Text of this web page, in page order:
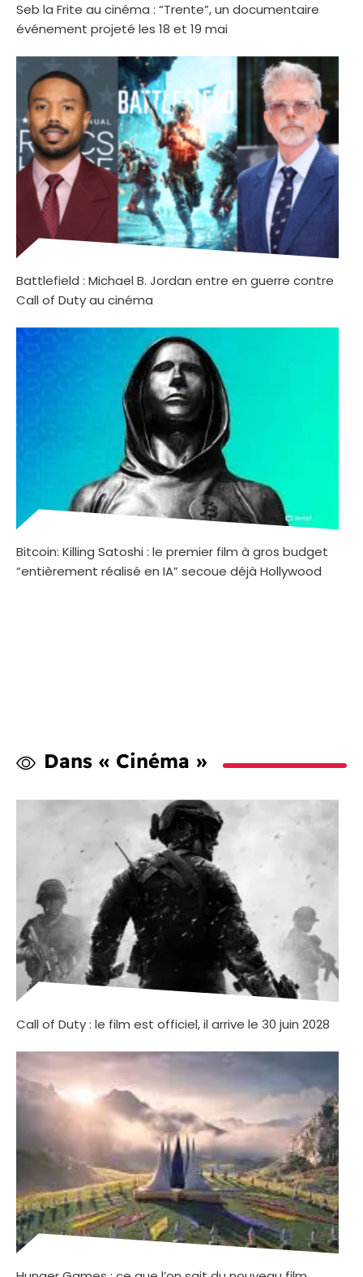
Seb la Frite au cinéma : “Trente”, un documentaire
événement projeté les 18 et 19 mai
Battlefield : Michael B. Jordan entre en guerre contre
Call of Duty au cinéma
Bitcoin: Killing Satoshi : le premier film à gros budget
“entièrement réalisé en IA” secoue déjà Hollywood
Dans « Cinéma »
Call of Duty : le film est officiel, il arrive le 30 juin 2028